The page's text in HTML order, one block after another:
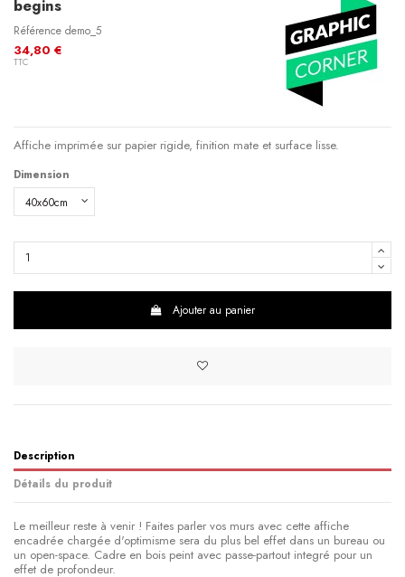
begins
Référence demo_5
34,80 €
TTC
Affiche imprimée sur papier rigide, finition mate et surface lisse.
Dimension
Ajouter au panier
Description
Détails du produit
Le meilleur reste à venir ! Faites parler vos murs avec cette affiche
encadrée chargée d'optimisme sera du plus bel effet dans un bureau ou
un open-space. Cadre en bois peint avec passe-partout integré pour un
effet de profondeur.